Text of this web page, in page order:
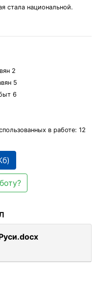
стала национальной.
2
5
6
в работе: 12